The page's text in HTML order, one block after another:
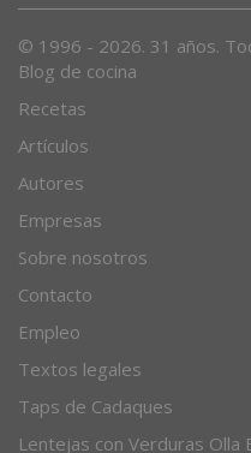
© 1996 - 2026. 31 años.
Blog de cocina
Recetas
Artículos
Autores
Empresas
Sobre nosotros
Contacto
Empleo
Textos legales
Taps de Cadaques
Lentejas con Verduras Olla